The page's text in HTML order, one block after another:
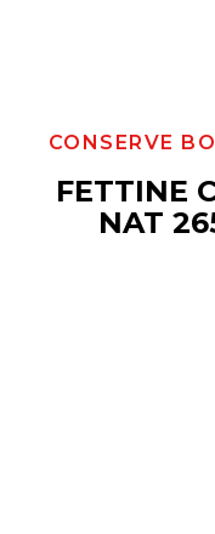
CONSERVE
FETTINE
NAT